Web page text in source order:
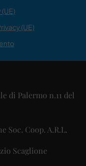
(UE)
di Palermo n.11 del
Soc. Coop. A.R.L.
Scaglione